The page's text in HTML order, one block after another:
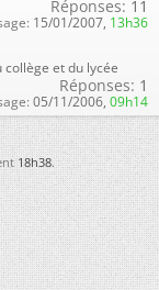
Réponses: 11
15/01/2007, 13h36
et du lycée
Réponses: 1
05/11/2006, 09h14
18h38.